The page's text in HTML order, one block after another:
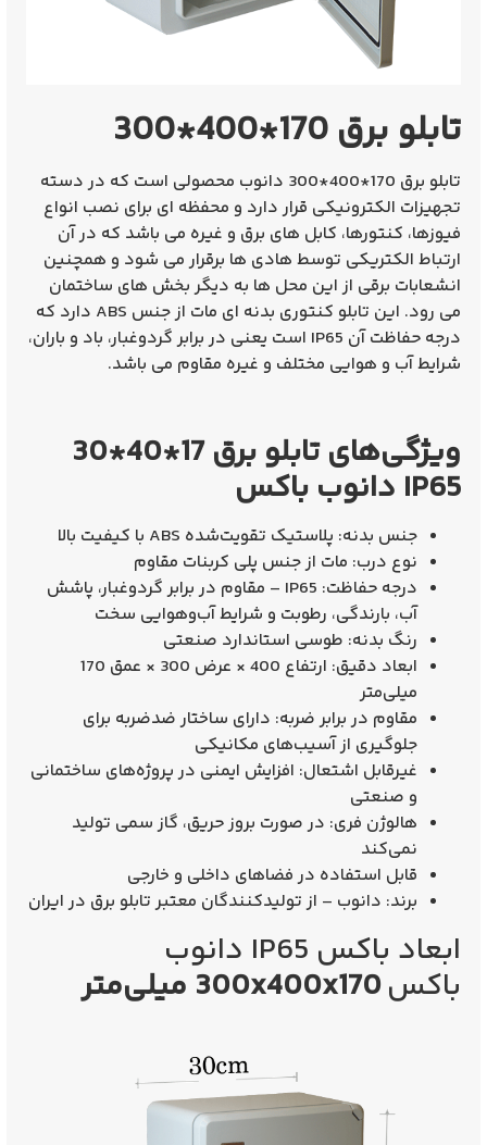
تابلو برق 170*400*300
تابلو برق 170*400*300 دانوب
محصولی است که در دسته
تجهیزات الکترونیکی قرار دارد و محفظه ای برای نصب انواع
فیوزها، کنتورها، کابل های برق و غیره می باشد که در آن
ارتباط الکتریکی توسط هادی ها برقرار می شود و همچنین
انشعابات برقی از این محل ها به دیگر بخش های ساختمان
می رود. این تابلو کنتوری بدنه ای مات از جنس ABS دارد که
درجه حفاظت آن IP65 است یعنی در برابر گردوغبار، باد و باران،
شرایط آب و هوایی مختلف و غیره مقاوم می باشد.
IP65 دانوب باکس
جنس بدنه: پلاستیک تقویت‌شده ABS با کیفیت بالا
نوع درب: مات از جنس پلی کربنات مقاوم
درجه حفاظت:
IP65 – مقاوم در برابر گردوغبار، پاشش
آب، بارندگی، رطوبت و شرایط آب‌و‌هوایی سخت
رنگ بدنه: طوسی استاندارد صنعتی
ابعاد دقیق:
ارتفاع 400 × عرض 300 × عمق 170
میلی‌متر
مقاوم در برابر ضربه: دارای ساختار ضدضربه برای
جلوگیری از آسیب‌های مکانیکی
غیرقابل اشتعال: افزایش ایمنی در پروژه‌های ساختمانی
و صنعتی
هالوژن فری: در صورت بروز حریق، گاز سمی تولید
نمی‌کند
قابل استفاده در فضاهای داخلی و خارجی
برند: دانوب – از تولیدکنندگان معتبر تابلو برق در ایران
ابعاد باکس IP65 دانوب
باکس300x400x170 میلی‌متر